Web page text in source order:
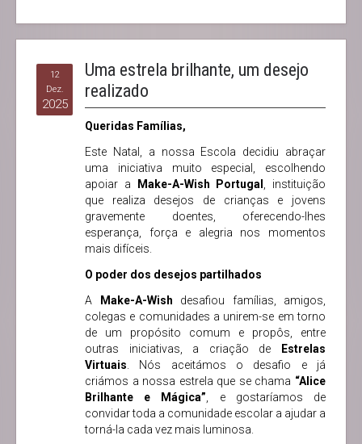
12
Dez.
2025
Uma estrela brilhante, um desejo
realizado
Queridas Famílias,
Este Natal, a nossa Escola
decidiu abraçar
uma iniciativa muito especial, escolhendo
apoiar a
Make-A-Wish Portugal , instituição
que realiza desejos de crianças e jovens
gravemente doentes, oferecendo-lhes
esperança, força e alegria nos momentos
mais difíceis.
O poder dos desejos partilhados
A
Make-A-Wish desafiou famílias, amigos,
colegas e comunidades a unirem-se em torno
de um propósito comum e propôs, entre
outras iniciativas, a criação de
Estrelas
Virtuais. Nós aceitámos o desafio e já
criámos a nossa estrela que se chama “Alice
Brilhante e Mágica”, e gostaríamos de
convidar toda a comunidade escolar a ajudar a
torná-la cada vez mais luminosa.